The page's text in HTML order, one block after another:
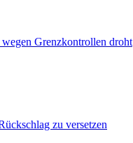
Grenzkontrollen droht
zu versetzen